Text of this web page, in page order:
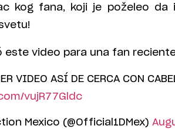
kog fana, koji je poželeo da
este video para una fan
VIDEO ASÍ DE CERCA CON
vujR77Gldc
Mexico (@Official1DMex)